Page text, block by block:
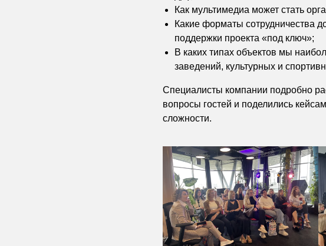
Как мультимедиа может стать
Какие форматы сотрудничества
поддержки проекта «под ключ»;
В каких типах объектов мы
заведений, культурных и
Специалисты компании подробно
вопросы гостей и поделились
сложности.